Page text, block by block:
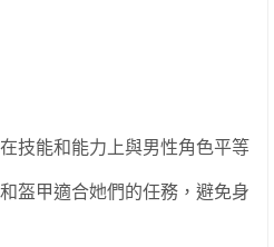
技能和能力上與男性角色平等
盔甲適合她們的任務，避免身